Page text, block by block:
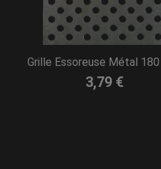
Grille Essoreuse Métal
3,79 €